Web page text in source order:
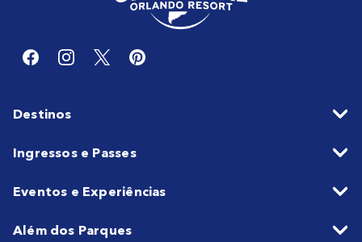
Destinos
Ingressos e Passes
Eventos e Experiências
Além dos Parques